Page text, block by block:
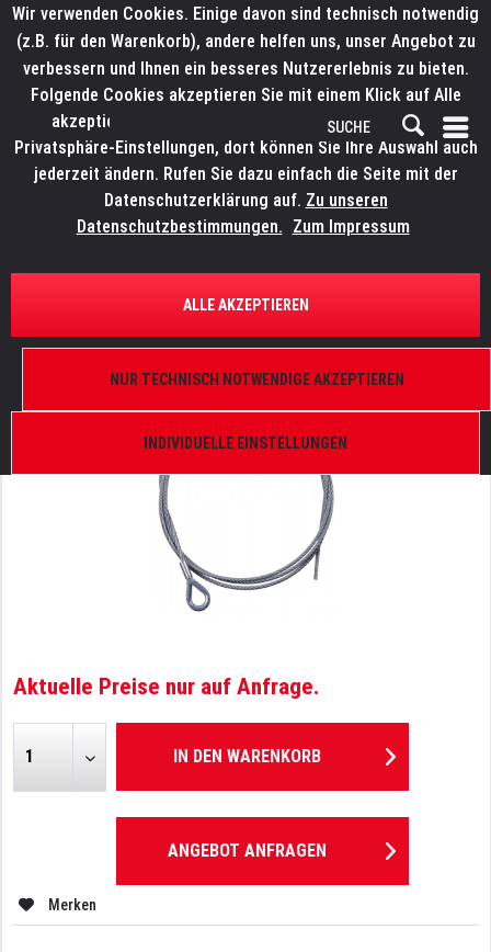
ÜBERSICHT ANSCHLAGSMATERIAL
LITECRAFT Abhängeseil 3 mm
Aktuelle Preise nur auf Anfrage.
IN DEN WARENKORB
ANGEBOT ANFRAGEN
Merken
Wir verwenden Cookies. Einige davon sind technisch notwendig
(z.B. für den Warenkorb), andere helfen uns, unser Angebot zu
verbessern und Ihnen ein besseres Nutzererlebnis zu bieten.
Folgende Cookies akzeptieren Sie mit einem Klick auf Alle
akzeptieren. Weitere Informationen finden Sie in den
Privatsphäre-Einstellungen, dort können Sie Ihre Auswahl auch
jederzeit ändern. Rufen Sie dazu einfach die Seite mit der
Datenschutzerklärung auf. Zu unseren
Datenschutzbestimmungen. Zum Impressum
INDIVIDUELLE EINSTELLUNGEN
NUR TECHNISCH NOTWENDIGE AKZEPTIEREN
ALLE AKZEPTIEREN